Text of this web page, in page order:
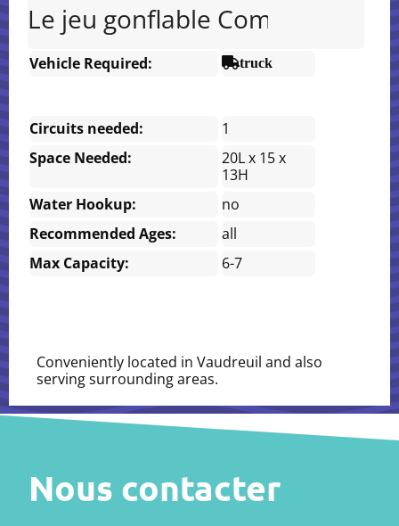
Le jeu gonflable Combo est le
Vehicle Required: truck
Circuits needed:
1
Space Needed:
20L x 15 x
13H
Water Hookup:
no
Recommended Ages:
all
Max Capacity:
6-7
Conveniently located in Vaudreuil and also
serving surrounding areas.
Nous contacter